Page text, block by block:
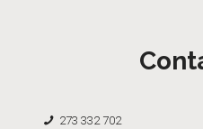
273 332 702